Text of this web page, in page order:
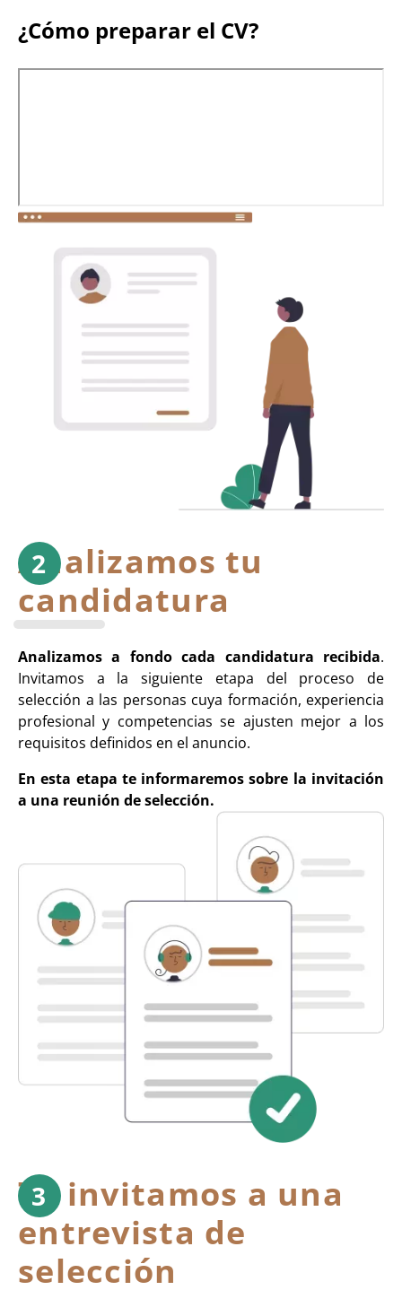
Image
¿Cómo preparar el CV?
Analizamos tu
candidatura
Analizamos a fondo cada candidatura recibida.
Invitamos a la siguiente etapa del proceso de
selección a las personas cuya formación, experiencia
profesional y competencias se ajusten mejor a los
requisitos definidos en el anuncio.
En esta etapa te informaremos sobre la invitación
a una reunión de selección.
Te invitamos a una
entrevista de
selección